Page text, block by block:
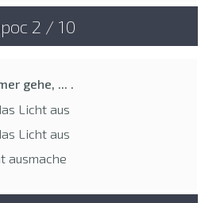
2 / 10
gehe, ... .
Licht aus
Licht aus
ausmache